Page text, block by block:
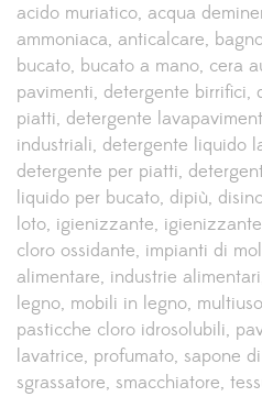
acido muriatico acqua
ammoniaca anticalcare
bucato bucato a mano cera
pavimenti detergente birrifici
piatti detergente
industriali detergente liquido
detergente per piatti
liquido per bucato dipiù
loto igienizzante
cloro ossidante impianti di
alimentare industrie alimentari
legno mobili in legno multiuso
pasticche cloro idrosolubili
lavatrice profumato sapone
sgrassatore smacchiatore